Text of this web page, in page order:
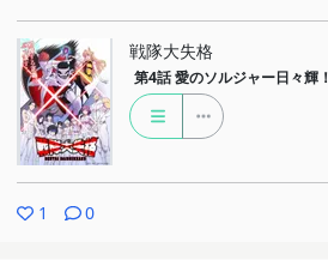
戦隊大失格
第4話 愛のソルジャー日々輝！
1 0